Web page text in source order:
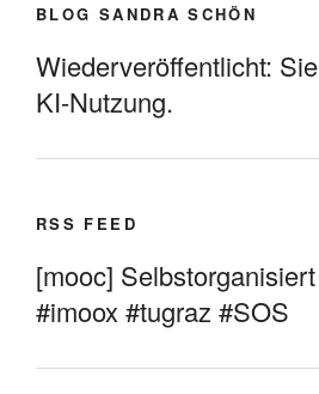
BLOG SANDRA SCHÖN
Wiederveröffentlicht:
KI-Nutzung.
RSS FEED
[mooc]
#imoox #tugraz #SOS